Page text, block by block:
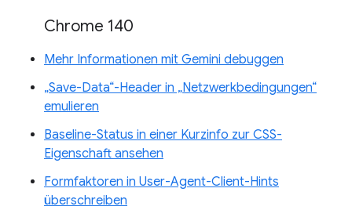
Chrome 140
Mehr Informationen mit Gemini debuggen
„Save-Data“-Header in „Netzwerkbedingungen“
emulieren
Baseline-Status in einer Kurzinfo zur CSS-
Eigenschaft ansehen
Formfaktoren in User-Agent-Client-Hints
überschreiben